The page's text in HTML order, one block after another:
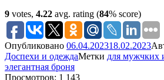
9 votes, 4.22 avg. rating (84% score)
Опубликовано 06.04.202318.02.2023
Доспехи и одеждаМетки для мужчких
элегантная броня
Просмотров: 1 143